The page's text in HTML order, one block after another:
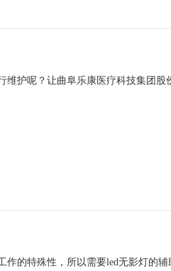
维护呢？让曲阜乐康医疗科技集团股
的特殊性，所以需要led无影灯的